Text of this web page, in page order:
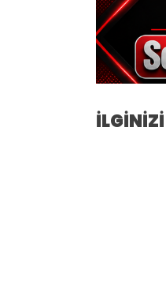
İLGİNİZİ